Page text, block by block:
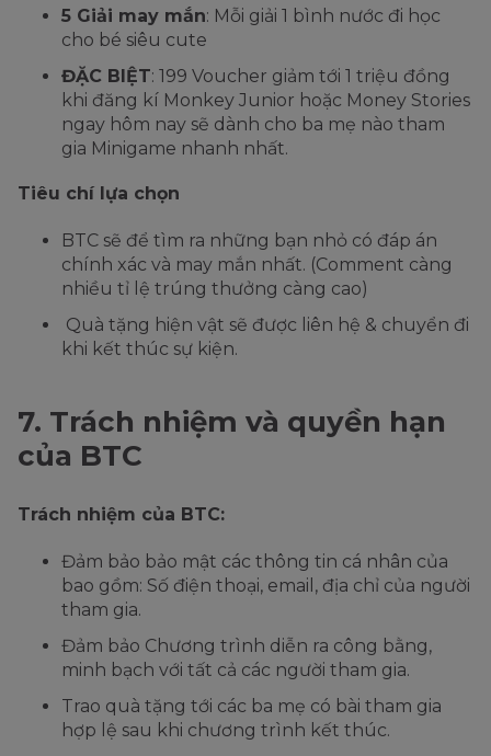
5 Giải may mắn: Mỗi giải 1 bình nước đi học
cho bé siêu cute
ĐẶC BIỆT: 199 Voucher giảm tới 1 triệu đồng
khi đăng kí Monkey Junior hoặc Money Stories
ngay hôm nay sẽ dành cho ba mẹ nào tham
gia Minigame nhanh nhất.
Tiêu chí lựa chọn
BTC sẽ để tìm ra những bạn nhỏ có đáp án
chính xác và may mắn nhất. (Comment càng
nhiều tỉ lệ trúng thưởng càng cao)
Quà tặng hiện vật sẽ được liên hệ & chuyển đi
khi kết thúc sự kiện.
7. Trách nhiệm và quyền hạn
của BTC
Trách nhiệm của BTC:
Đảm bảo bảo mật các thông tin cá nhân của
bao gồm: Số điện thoại, email, địa chỉ của người
tham gia.
Đảm bảo Chương trình diễn ra công bằng,
minh bạch với tất cả các người tham gia.
Trao quà tặng tới các ba mẹ có bài tham gia
hợp lệ sau khi chương trình kết thúc.